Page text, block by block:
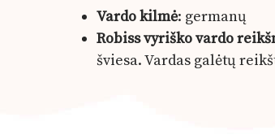
Vardo kilmė: germanų
Robiss vyriško vardo
šviesa. Vardas galėtų